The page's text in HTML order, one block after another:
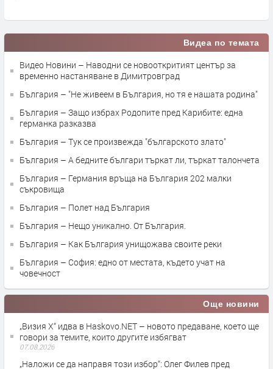
Видеа по темата
Видео Новини – Наводни се новооткритият център за
временно настаняване в Димитровград
България – "Не живеем в България, но тя е нашата родина"
България – Защо избрах Родопите пред Карибите: една
германка разказва
България – Тук се произвежда "българското злато"
България – А бедните българи търкат ли, търкат талончета
България – Германия връща на България 202 малки
съкровища
България – Полет над България
България – Нещо уникално. От България.
България – Как България унищожава своите реки
България – София: едно от местата, където учат на
човечност
Още новини
„Визия Х“ идва в Haskovo.NET – новото предаване, което ще
говори за темите, които другите избягват
07.08.2026
„Наложи се да направя този избор“: Олег Филев пред